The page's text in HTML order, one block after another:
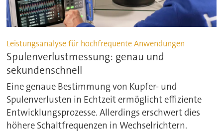
Leistungsanalyse für hochfrequente Anwendungen
Spulenverlustmessung: genau und
sekundenschnell
Eine genaue Bestimmung von Kupfer- und
Spulenverlusten in Echtzeit ermöglicht effiziente
Entwicklungsprozesse. Allerdings erschwert dies
höhere Schaltfrequenzen in Wechselrichtern.